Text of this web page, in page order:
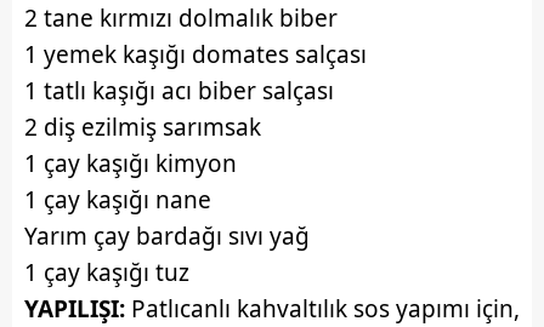
2 tane kırmızı dolmalık biber
1 yemek kaşığı domates salçası
1 tatlı kaşığı acı biber salçası
2 diş ezilmiş sarımsak
1 çay kaşığı kimyon
1 çay kaşığı nane
Yarım çay bardağı sıvı yağ
1 çay kaşığı tuz
YAPILIŞI: Patlıcanlı kahvaltılık sos yapımı için,